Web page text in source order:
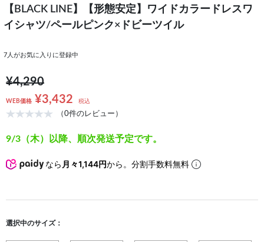
【BLACK LINE】【形態安定】ワイドカラードレスワ
イシャツ/ペールピンク×ドビーツイル
7 人がお気に入りに登録中
¥4,290
WEB価格 ¥3,432 税込
（0件のレビュー）
9/3（木）以降、順次発送予定です。
なら 月々1,144円から。分割手数料無料
選択中のサイズ：